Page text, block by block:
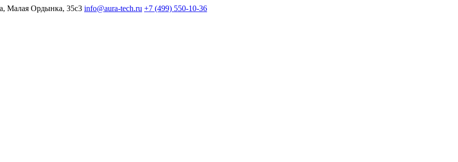
Малая Ордынка, 35с3 info@aura-tech.ru +7 (499) 550-10-36